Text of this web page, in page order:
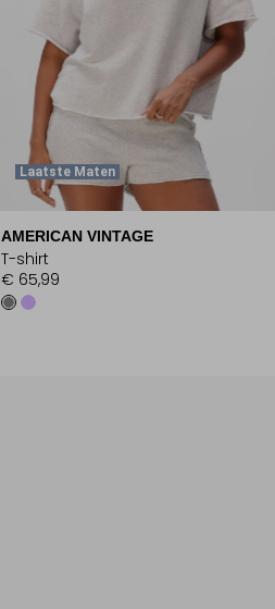
Laatste Maten
AMERICAN VINTAGE
T-shirt
€ 65,99